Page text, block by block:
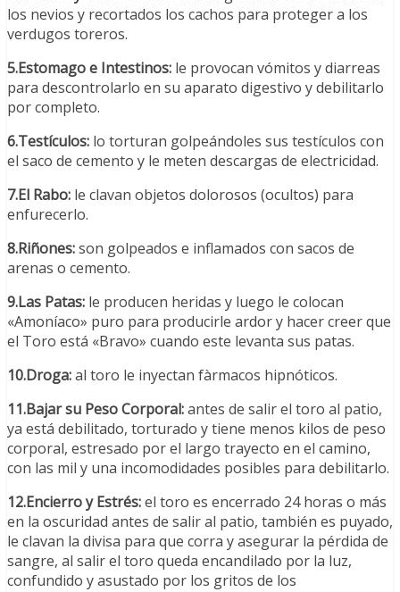
los nevios y recortados los cachos para proteger a los
verdugos toreros.
5.Estomago e Intestinos: le provocan vómitos y diarreas
para descontrolarlo en su aparato digestivo y debilitarlo
por completo.
6.Testículos: lo torturan golpeándoles sus testículos con
el saco de cemento y le meten descargas de electricidad.
7.El Rabo: le clavan objetos dolorosos (ocultos) para
enfurecerlo.
8.Riñones:son golpeados e inflamados con sacos de
arenas o cemento.
9.Las Patas: le producen heridas y luego le colocan
«Amoníaco» puro para producirle ardor y hacer creer que
el Toro está «Bravo» cuando este levanta sus patas.
10.Droga:al toro le inyectan fàrmacos hipnóticos.
11.Bajar su Peso Corporal:antes de salir el toro al patio,
ya está debilitado, torturado y tiene menos kilos de peso
corporal, estresado por el largo trayecto en el camino,
con las mil y una incomodidades posibles para debilitarlo.
12.Encierro y Estrés:el toro es encerrado 24 horas o más
en la oscuridad antes de salir al patio, también es puyado,
le clavan la divisa para que corra y asegurar la pérdida de
sangre, al salir el toro queda encandilado por la luz,
confundido y asustado por los gritos de los